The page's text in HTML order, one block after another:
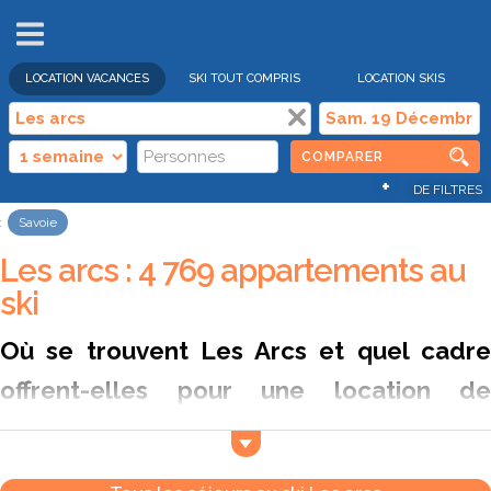
LOCATION VACANCES SKI TOUT COMPRIS LOCATION SKIS
COMPARER
+ DE FILTRES
Savoie
Les arcs : 4 769 appartements au
ski
Où se trouvent Les Arcs et quel cadre
offrent-elles pour une location de
vacances au ski aux Arcs ?
Perchée au-dessus de Bourg-Saint-Maurice, la station des